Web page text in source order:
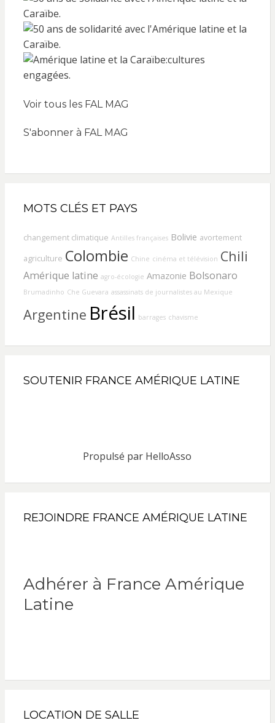
Voir tous les FAL MAG
S'abonner à FAL MAG
MOTS CLÉS ET PAYS
changement climatique Antilles françaises Bolivie avortement
agriculture Colombie Chine cinéma et télévision Chili
Amérique latine agro-écologie Amazonie Bolsonaro
Brumadinho Che Guevara assassinats de journalistes au Mexique
Argentine Brésil barrages chavisme
SOUTENIR FRANCE AMÉRIQUE LATINE
Propulsé par HelloAsso
REJOINDRE FRANCE AMÉRIQUE LATINE
Adhérer à France Amérique
Latine
LOCATION DE SALLE